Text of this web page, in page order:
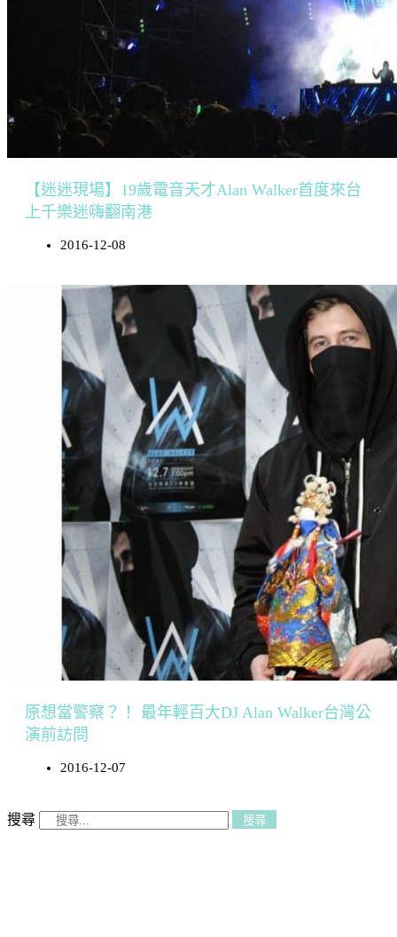
【迷迷現場】19歲電音天才Alan Walker首度來台
上千樂迷嗨翻南港
2016-12-08
原想當警察？！ 最年輕百大DJ Alan Walker台灣公
演前訪問
2016-12-07
搜尋 搜尋